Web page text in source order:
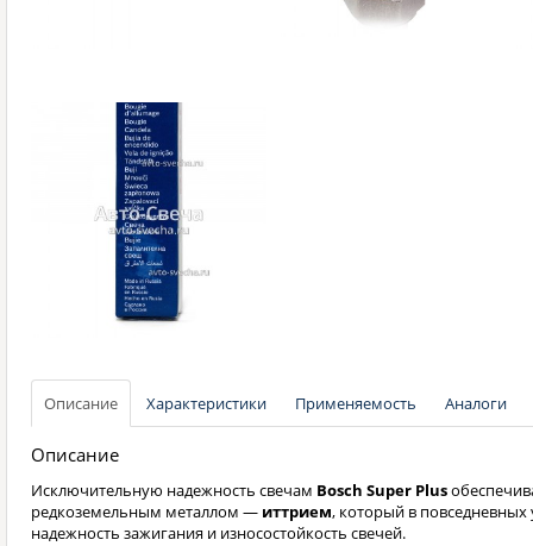
Описание Характеристики Применяемость Аналоги
Описание
Исключительную надежность свечам Bosch Super Plus
редкоземельным металлом — иттрием, который в
надежность зажигания и износостойкость свечей.